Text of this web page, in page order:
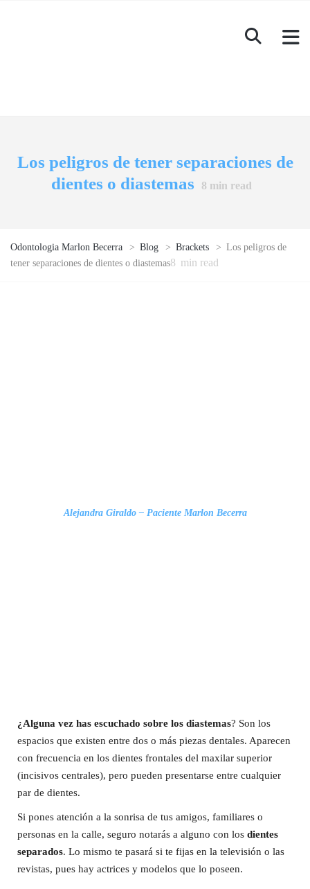
Los peligros de tener separaciones de
dientes o diastemas
8 min read
Odontologia Marlon Becerra > Blog > Brackets > Los peligros de
tener separaciones de dientes o diastemas8 min read
Alejandra Giraldo – Paciente Marlon Becerra
¿Alguna vez has escuchado sobre los diastemas? Son los
espacios que existen entre dos o más piezas dentales. Aparecen
con frecuencia en los dientes frontales del maxilar superior
(incisivos centrales), pero pueden presentarse entre cualquier
par de dientes.
Si pones atención a la sonrisa de tus amigos, familiares o
personas en la calle, seguro notarás a alguno con los dientes
separados. Lo mismo te pasará si te fijas en la televisión o las
revistas, pues hay actrices y modelos que lo poseen.